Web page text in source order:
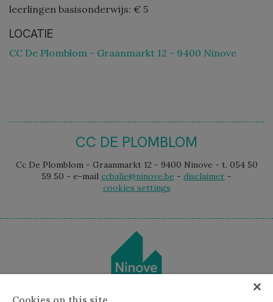
leerlingen basisonderwijs: € 5
LOCATIE
CC De Plomblom - Graanmarkt 12 - 9400 Ninove
CC DE PLOMBLOM
Cc De Plomblom - Graanmarkt 12 - 9400 Ninove - t. 054 50
59 50 - e-mail ccbalie@ninove.be - disclaimer -
cookies settings
Cookies on this site